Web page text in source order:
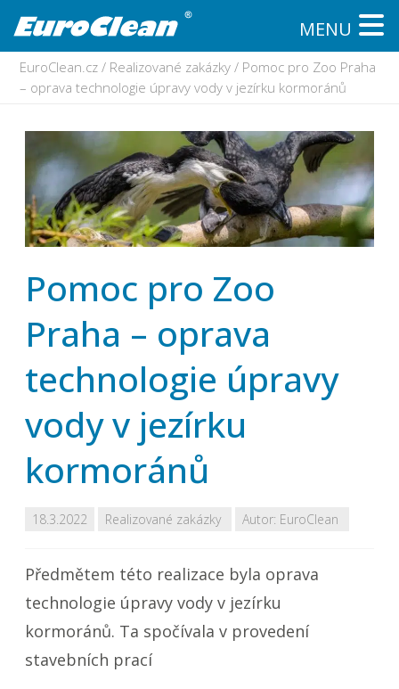
MENU
EuroClean.cz / Realizované zakázky / Pomoc pro Zoo Praha
– oprava technologie úpravy vody v jezírku kormoránů
Pomoc pro Zoo
Praha – oprava
technologie úpravy
vody v jezírku
kormoránů
18.3.2022 Realizované zakázky Autor: EuroClean
Předmětem této realizace byla oprava
technologie úpravy vody v jezírku
kormoránů. Ta spočívala v provedení
stavebních prací